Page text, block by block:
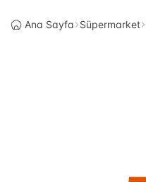
Ana Sayfa Süpermarket